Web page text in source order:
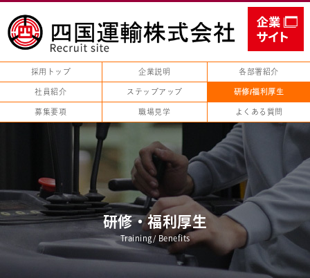
採用トップ 企業説明 各部署紹介
社員紹介 ステップアップ 研修/福利厚生
募集要項 職場見学 よくある質問
研修・福利厚生
Training/ Benefits